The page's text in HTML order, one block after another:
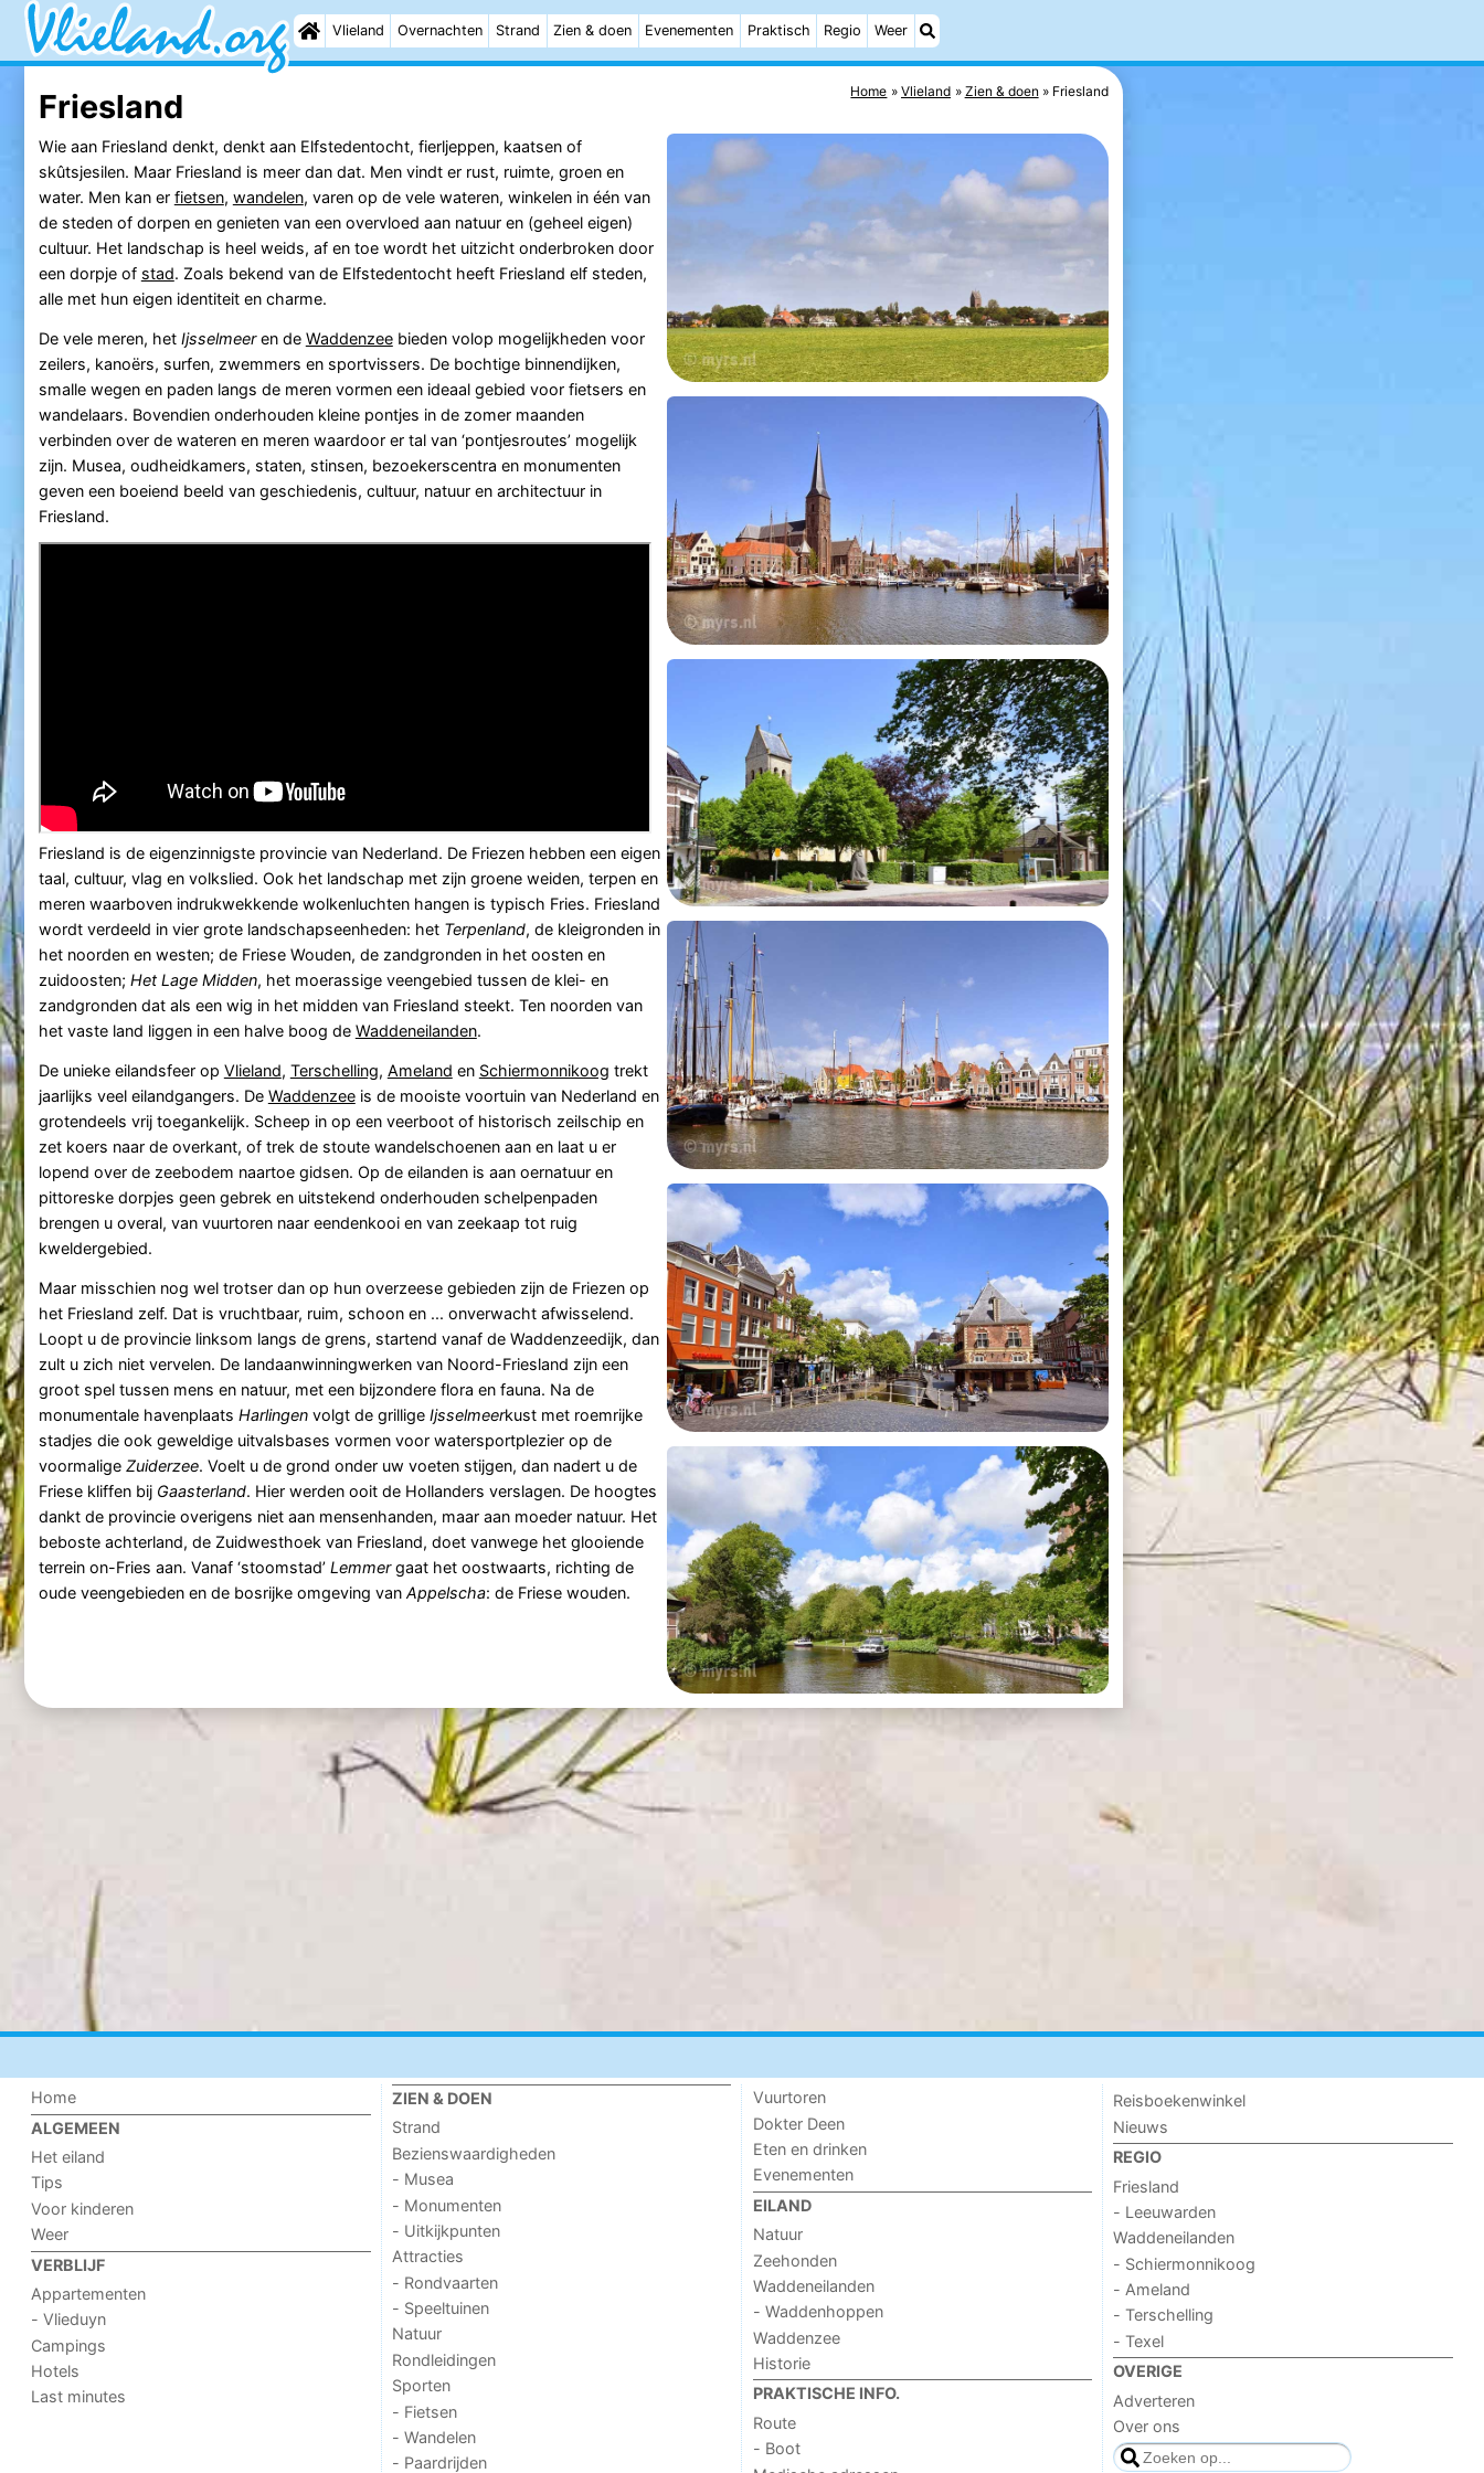
Vlieland Overnachten Strand Zien & doen Evenementen Praktisch Regio Weer
Home Vlieland Zien & doen Friesland
Friesland
Wie aan Friesland denkt, denkt aan Elfstedentocht, fierljeppen, kaatsen of
skûtsjesilen. Maar Friesland is meer dan dat. Men vindt er rust, ruimte, groen en
water. Men kan er fietsen, wandelen, varen op de vele wateren, winkelen in één van
de steden of dorpen en genieten van een overvloed aan natuur en (geheel eigen)
cultuur. Het landschap is heel weids, af en toe wordt het uitzicht onderbroken door
een dorpje of stad. Zoals bekend van de Elfstedentocht heeft Friesland elf steden,
alle met hun eigen identiteit en charme.
De vele meren, het Ijsselmeeren de Waddenzeebieden volop mogelijkheden voor
zeilers, kanoërs, surfen, zwemmers en sportvissers. De bochtige binnendijken,
smalle wegen en paden langs de meren vormen een ideaal gebied voor fietsers en
wandelaars. Bovendien onderhouden kleine pontjes in de zomer maanden
verbinden over de wateren en meren waardoor er tal van ‘pontjesroutes’ mogelijk
zijn. Musea, oudheidkamers, staten, stinsen, bezoekerscentra en monumenten
geven een boeiend beeld van geschiedenis, cultuur, natuur en architectuur in
Friesland.
Friesland is de eigenzinnigste provincie van Nederland. De Friezen hebben een eigen
taal, cultuur, vlag en volkslied. Ook het landschap met zijn groene weiden, terpen en
meren waarboven indrukwekkende wolkenluchten hangen is typisch Fries. Friesland
wordt verdeeld in vier grote landschapseenheden: het Terpenland, de kleigronden in
het noorden en westen; de Friese Wouden, de zandgronden in het oosten en
zuidoosten; Het Lage Midden, het moerassige veengebied tussen de klei- en
zandgronden dat als een wig in het midden van Friesland steekt. Ten noorden van
het vaste land liggen in een halve boog de Waddeneilanden.
De unieke eilandsfeer op Vlieland, Terschelling, Ameland en Schiermonnikoog trekt
jaarlijks veel eilandgangers. De Waddenzeeis de mooiste voortuin van Nederland en
grotendeels vrij toegankelijk. Scheep in op een veerboot of historisch zeilschip en
zet koers naar de overkant, of trek de stoute wandelschoenen aan en laat u er
lopend over de zeebodem naartoe gidsen. Op de eilanden is aan oernatuur en
pittoreske dorpjes geen gebrek en uitstekend onderhouden schelpenpaden
brengen u overal, van vuurtoren naar eendenkooi en van zeekaap tot ruig
kweldergebied.
Maar misschien nog wel trotser dan op hun overzeese gebieden zijn de Friezen op
het Friesland zelf. Dat is vruchtbaar, ruim, schoon en ... onverwacht afwisselend.
Loopt u de provincie linksom langs de grens, startend vanaf de Waddenzeedijk, dan
zult u zich niet vervelen. De landaanwinningwerken van Noord-Friesland zijn een
groot spel tussen mens en natuur, met een bijzondere flora en fauna. Na de
monumentale havenplaats Harlingenvolgt de grillige Ijsselmeerkust met roemrijke
stadjes die ook geweldige uitvalsbases vormen voor watersportplezier op de
voormalige Zuiderzee. Voelt u de grond onder uw voeten stijgen, dan nadert u de
Friese kliffen bij Gaasterland. Hier werden ooit de Hollanders verslagen. De hoogtes
dankt de provincie overigens niet aan mensenhanden, maar aan moeder natuur. Het
beboste achterland, de Zuidwesthoek van Friesland, doet vanwege het glooiende
terrein on-Fries aan. Vanaf ‘stoomstad’ Lemmergaat het oostwaarts, richting de
oude veengebieden en de bosrijke omgeving van Appelscha: de Friese wouden.
Home
ALGEMEEN
Het eiland
Tips
Voor kinderen
Weer
VERBLIJF
Appartementen
- Vlieduyn
Campings
Hotels
Last minutes
ZIEN & DOEN
Strand
Bezienswaardigheden
- Musea
- Monumenten
- Uitkijkpunten
Attracties
- Rondvaarten
- Speeltuinen
Natuur
Rondleidingen
Sporten
- Fietsen
- Wandelen
- Paardrijden
Vuurtoren
Dokter Deen
Eten en drinken
Evenementen
EILAND
Natuur
Zeehonden
Waddeneilanden
- Waddenhoppen
Waddenzee
Historie
PRAKTISCHE INFO.
Route
- Boot
Reisboekenwinkel
Nieuws
REGIO
Friesland
- Leeuwarden
Waddeneilanden
- Schiermonnikoog
- Ameland
- Terschelling
- Texel
OVERIGE
Adverteren
Over ons